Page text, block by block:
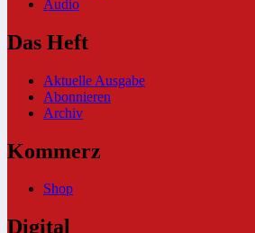
Audio
Das Heft
Aktuelle Ausgabe
Abonnieren
Archiv
Kommerz
Shop
Digital